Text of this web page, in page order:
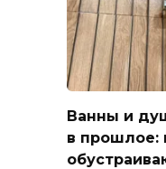
Ванны и
в прошлое: